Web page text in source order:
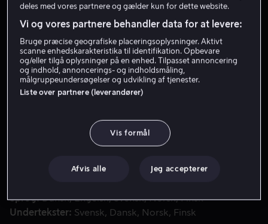
7.8 2017 1 t. 39 min
7 år
HD
Få Viaplay
familien Brown, begynder at tage en række småjobs for
at spare sammen til den perfekte gave til sin tante Lucys
Sprog Dansk Engelsk Svensk Norsk Finsk
Undertekster
Svensk Dansk Norsk Finsk
deles med vores partnere og gælder kun for dette website.
Vi og vores partnere behandler data for at levere:
Bruge præcise geografiske placeringsoplysninger. Aktivt
scanne enhedskarakteristika til identifikation. Opbevare
og/eller tilgå oplysninger på en enhed. Tilpasset annoncering
og indhold, annoncerings- og indholdsmåling,
målgruppeundersøgelser og udvikling af tjenester.
Liste over partnere (leverandører)
Vis formål
Afvis alle Jeg accepterer